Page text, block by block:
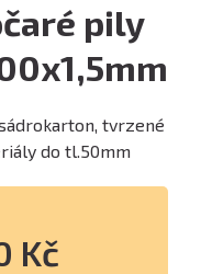
pily
tvrzené
do tl.50mm
Kč